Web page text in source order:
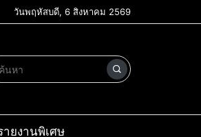
วันพฤหัสบดี, 6 สิงหาคม 2569
ายงานพิเศษ